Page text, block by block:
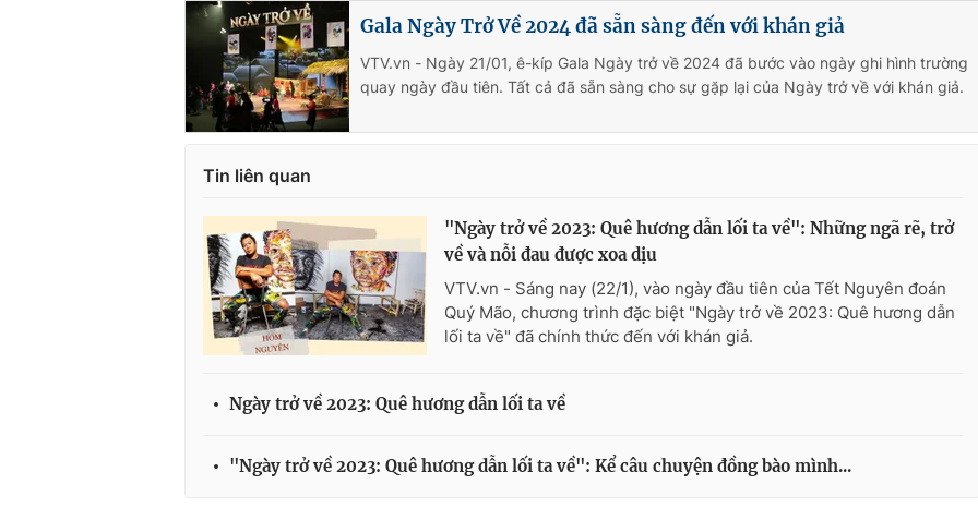
Gala Ngày Trở Về 2024 đã sẵn sàng đến với khán giả
VTV.vn - Ngày 21/01, ê-kíp Gala Ngày trở về 2024 đã bước vào ngày ghi hình trường
quay ngày đầu tiên. Tất cả đã sẵn sàng cho sự gặp lại của Ngày trở về với khán giả.
Tin liên quan
"Ngày trở về 2023: Quê hương dẫn lối ta về": Những ngã rẽ, trở
về và nỗi đau được xoa dịu
VTV.vn - Sáng nay (22/1), vào ngày đầu tiên của Tết Nguyên đoán
Quý Mão, chương trình đặc biệt "Ngày trở về 2023: Quê hương dẫn
lối ta về" đã chính thức đến với khán giả.
Ngày trở về 2023: Quê hương dẫn lối ta về
"Ngày trở về 2023: Quê hương dẫn lối ta về": Kể câu chuyện đồng bào mình...